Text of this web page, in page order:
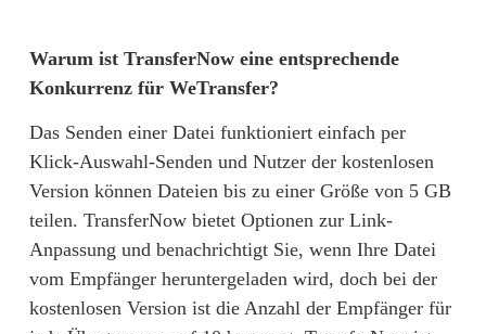
Warum ist TransferNow eine entsprechende
Konkurrenz für WeTransfer?
Das Senden einer Datei funktioniert einfach per
Klick-Auswahl-Senden und Nutzer der kostenlosen
Version können Dateien bis zu einer Größe von 5 GB
teilen. TransferNow bietet Optionen zur Link-
Anpassung und benachrichtigt Sie, wenn Ihre Datei
vom Empfänger heruntergeladen wird, doch bei der
kostenlosen Version ist die Anzahl der Empfänger für